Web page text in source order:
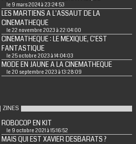
le 9 mars 2024 à 23:24:53
LES MARTIENS A L'ASSAUT DE LA
CINEMATHEQUE
le 22 novembre 2023 à 22:04:00
CINEMATHEQUE : LE MEXIQUE, C'EST
FANTASTIQUE
le 25 octobre 2023 à 14:04:03
MODE EN JAUNE A LA CINEMATHEQUE
le 20 septembre 2023 à 13:28:09
ZINES
ROBOCOP EN KIT
le 9 octobre 2021 à 15:16:52
MAIS QUI EST XAVIER DESBARATS ?